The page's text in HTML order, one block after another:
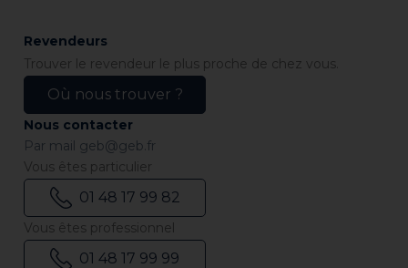
Revendeurs
Trouver le revendeur le plus proche de chez vous.
Où nous trouver ?
Nous contacter
Par mail geb@geb.fr
Vous êtes particulier
01 48 17 99 82
Vous êtes professionnel
01 48 17 99 99